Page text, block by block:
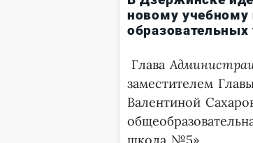
новому учебному
Глава
заместителем
Валентиной